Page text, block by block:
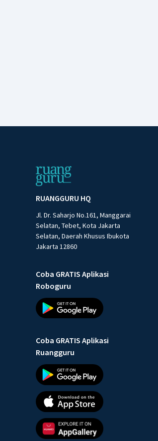
RUANGGURU HQ
Jl. Dr. Saharjo No.161, Manggarai
Selatan, Tebet, Kota Jakarta
Selatan, Daerah Khusus Ibukota
Jakarta 12860
Coba GRATIS Aplikasi
Roboguru
Coba GRATIS Aplikasi
Ruangguru